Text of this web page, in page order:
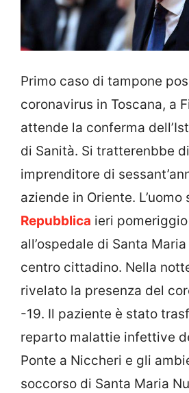
Primo caso di tampone
coronavirus in Toscana, a
attende la conferma
di Sanità. Si tratterenbbe
imprenditore di
aziende in Oriente. L’uomo
Repubblica ieri
all’ospedale di Santa
centro cittadino. Nella
rivelato la presenza del
-19. Il paziente è stato
reparto malattie infettive
Ponte a Niccheri e gli
soccorso di Santa Maria